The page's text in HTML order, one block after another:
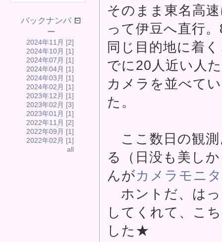
そのまま東名高
って伊豆へ直行
同じ目的地に着
でに20人近い人
カメラを並べて
た。
ここ数日の観測
る（日没も美し
んがカメラモニ
ホントだ、はっ
してくれて、こ
した★
バックナンバ
ー
2024年11月 [2]
2024年10月 [1]
2024年07月 [1]
2024年04月 [1]
2024年03月 [1]
2024年02月 [1]
2023年12月 [1]
2023年02月 [3]
2023年01月 [1]
2022年11月 [2]
2022年09月 [1]
2022年02月 [1]
all